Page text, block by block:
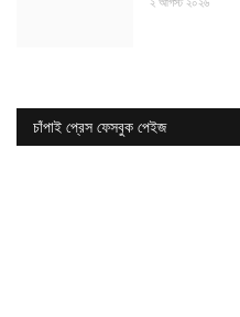
চাঁপাই প্রেস ফেসবুক পেইজ